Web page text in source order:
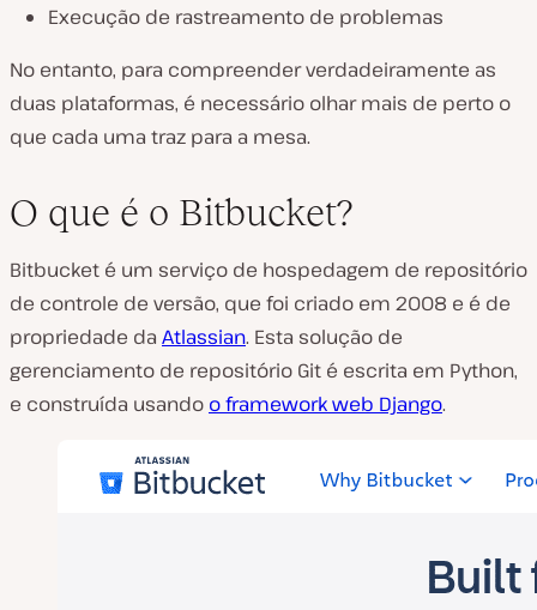
Execução de rastreamento de problemas
No entanto, para compreender verdadeiramente as
duas plataformas, é necessário olhar mais de perto o
que cada uma traz para a mesa.
O que é o Bitbucket?
Bitbucket é um serviço de hospedagem de repositório
de controle de versão, que foi criado em 2008 e é de
propriedade da Atlassian. Esta solução de
gerenciamento de repositório Git é escrita em Python,
e construída usando o framework web Django.